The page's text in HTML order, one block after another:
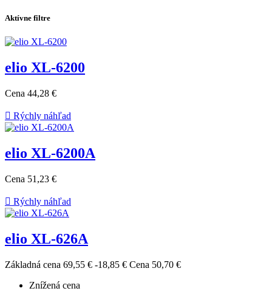
Aktívne filtre
elio XL-6200
Cena 44,28 €
 Rýchly náhľad
elio XL-6200A
Cena 51,23 €
 Rýchly náhľad
elio XL-626A
Základná cena 69,55 € -18,85 € Cena 50,70 €
Znížená cena